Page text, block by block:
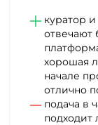
куратор и
отвечают
хорошая
начале
отлично
подача в
подходит